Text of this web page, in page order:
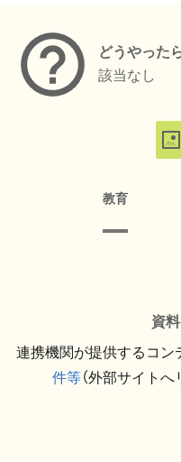
どうやった
該当なし
教育
資
連携機関が提供するコン
件等（外部サイトへ